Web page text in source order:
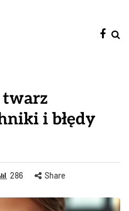
twarz
i błędy
286 Share